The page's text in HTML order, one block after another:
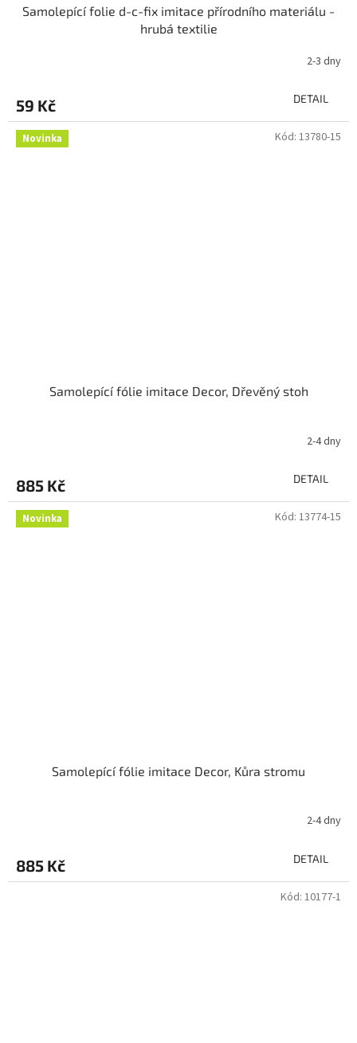
Samolepící folie d-c-fix imitace přírodního materiálu -
hrubá textilie
2-3 dny
59 Kč DETAIL
Novinka
Samolepící fólie imitace Decor, Dřevěný stoh
2-4 dny
885 Kč DETAIL
Kód: 13780-15
Novinka
Samolepící fólie imitace Decor, Kůra stromu
2-4 dny
885 Kč DETAIL
Kód: 13774-15
Kód: 10177-1